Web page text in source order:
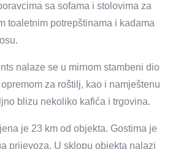
sa sofama i stolovima za
toaletnim potrepštinama i kadama
nalaze se u mirnom stambeni dio
za roštilj, kao i namještenu
blizu nekoliko kafića i trgovina.
je 23 km od objekta. Gostima je
prijevoza. U sklopu objekta nalazi